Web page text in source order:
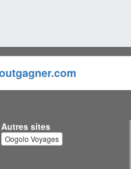
Autres sites
Oogolo Voyages